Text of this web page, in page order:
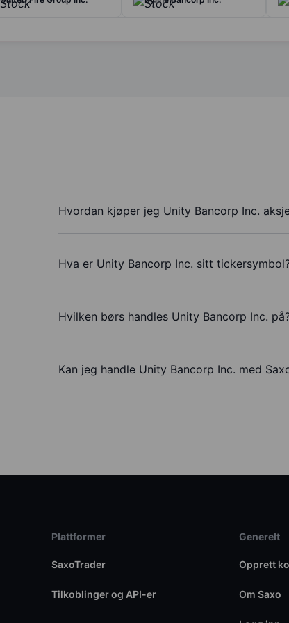
Hvordan kjøper jeg Unity Bancorp Inc.
Hva er Unity Bancorp Inc. sitt
Hvilken børs handles Unity Bancorp Inc.
Kan jeg handle Unity Bancorp Inc. med
Plattformer
SaxoTrader
Tilkoblinger og API-er
Generelt
Opprett
Om Saxo